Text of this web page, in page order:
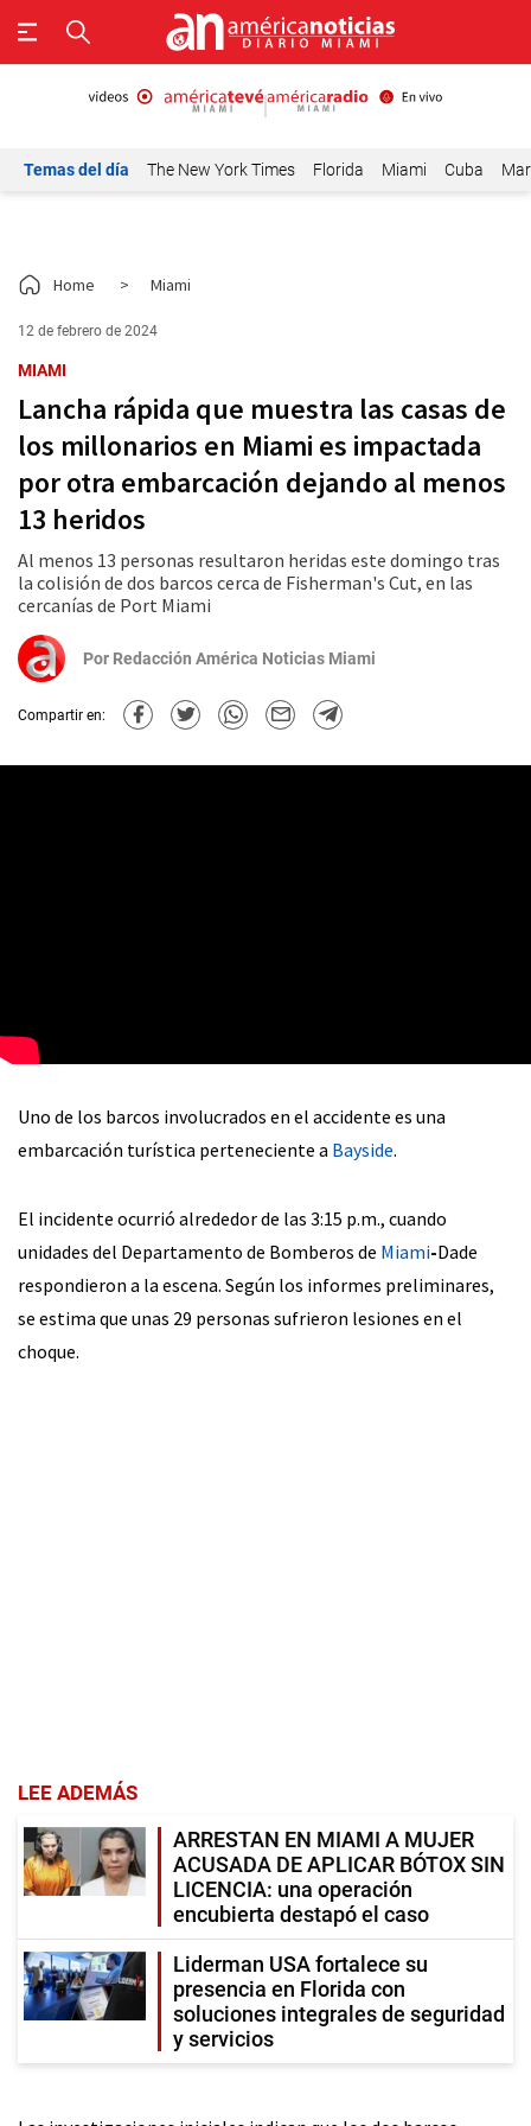
Temas del día The New York Times Florida Miami Cuba
Home > Miami
12 de febrero de 2024
MIAMI
Lancha rápida que muestra las casas de
los millonarios en Miami es impactada
por otra embarcación dejando al menos
13 heridos
Al menos 13 personas resultaron heridas este domingo tras
la colisión de dos barcos cerca de Fisherman's Cut, en las
cercanías de Port Miami
Por Redacción América Noticias Miami
Compartir en:
Uno de los barcos involucrados en el accidente es una
embarcación turística perteneciente a Bayside.
El incidente ocurrió alrededor de las 3:15 p.m., cuando
unidades del Departamento de Bomberos de Miami-Dade
respondieron a la escena. Según los informes preliminares,
se estima que unas 29 personas sufrieron lesiones en el
choque.
LEE ADEMÁS
ARRESTAN EN MIAMI A MUJER
ACUSADA DE APLICAR BÓTOX SIN
LICENCIA: una operación
encubierta destapó el caso
Liderman USA fortalece su
presencia en Florida con
soluciones integrales de seguridad
y servicios